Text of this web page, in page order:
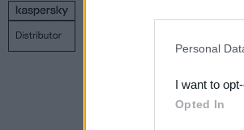
third parties.
Personal
I want to
Opted In
Copyright © 1998 – 2026 SIA